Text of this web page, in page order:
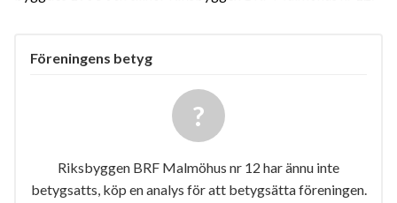
Föreningens betyg
Riksbyggen BRF Malmöhus nr 12 har ännu inte
betygsatts, köp en analys för att betygsätta föreningen.